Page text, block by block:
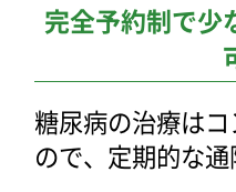
完全予約制で少
糖尿病の治療は
ので、定期的な通